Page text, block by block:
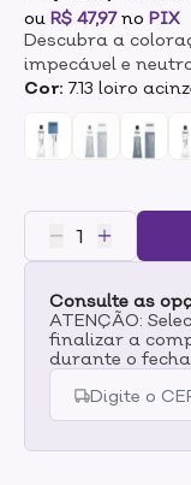
ou R$ 47,97no PIX
Descubra a
impecável e
quentes. A linha
Cover oferece
proporcionando
pontas.Com
resistência ao
fios brancos.
capilar durante o
durabilidade da
USO:-Em um
coloração L'Oréal
Cor: 7.13 loiro
Consulte as
ATENÇÃO:
finalizar a
durante o